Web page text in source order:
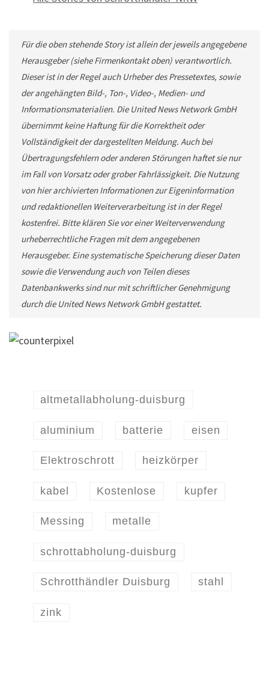
Für die oben stehende Story ist allein der jeweils angegebene
Herausgeber (siehe Firmenkontakt oben) verantwortlich.
Dieser ist in der Regel auch Urheber des Pressetextes, sowie
der angehängten Bild-, Ton-, Video-, Medien- und
Informationsmaterialien. Die United News Network GmbH
übernimmt keine Haftung für die Korrektheit oder
Vollständigkeit der dargestellten Meldung. Auch bei
Übertragungsfehlern oder anderen Störungen haftet sie nur
im Fall von Vorsatz oder grober Fahrlässigkeit. Die Nutzung
von hier archivierten Informationen zur Eigeninformation
und redaktionellen Weiterverarbeitung ist in der Regel
kostenfrei. Bitte klären Sie vor einer Weiterverwendung
urheberrechtliche Fragen mit dem angegebenen
Herausgeber. Eine systematische Speicherung dieser Daten
sowie die Verwendung auch von Teilen dieses
Datenbankwerks sind nur mit schriftlicher Genehmigung
durch die United News Network GmbH gestattet.
altmetallabholung-duisburg
aluminium batterie eisen
Elektroschrott heizkörper
kabel Kostenlose kupfer
Messing metalle
schrottabholung-duisburg
Schrotthändler Duisburg stahl
zink